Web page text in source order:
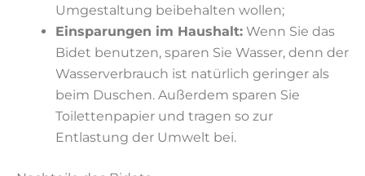
Umgestaltung beibehalten wollen;
Einsparungen im Haushalt: Wenn Sie das
Bidet benutzen, sparen Sie Wasser, denn der
Wasserverbrauch ist natürlich geringer als
beim Duschen. Außerdem sparen Sie
Toilettenpapier und tragen so zur
Entlastung der Umwelt bei.